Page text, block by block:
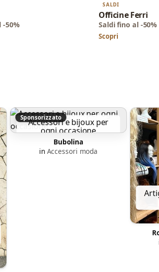
-50%
SALDI
Officine Ferri
Saldi fino al -50%
Scopri
Sponsorizzato
Accessori e bijoux per
ogni occasione
Bubolina
in Accessori moda